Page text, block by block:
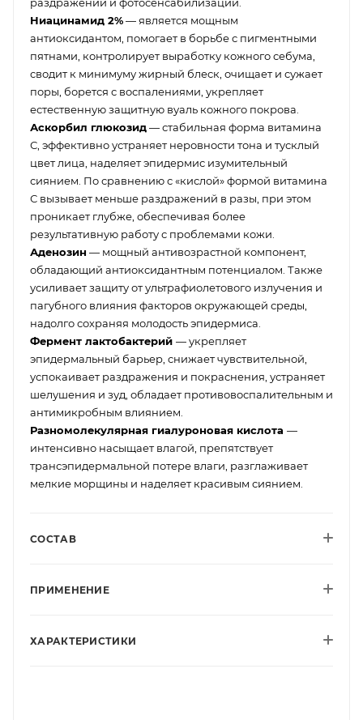
Ниацинамид 2%— является мощным
антиоксидантом, помогает в борьбе с пигментными
пятнами, контролирует выработку кожного себума,
сводит к минимуму жирный блеск, очищает и сужает
поры, борется с воспалениями, укрепляет
естественную защитную вуаль кожного покрова.
Аскорбил глюкозид— стабильная форма витамина
С, эффективно устраняет неровности тона и тусклый
цвет лица, наделяет эпидермис изумительный
сиянием. По сравнению с «кислой» формой витамина
С вызывает меньше раздражений в разы, при этом
проникает глубже, обеспечивая более
результативную работу с проблемами кожи.
Аденозин — мощный антивозрастной компонент,
обладающий антиоксидантным потенциалом. Также
усиливает защиту от ультрафиолетового излучения и
пагубного влияния факторов окружающей среды,
надолго сохраняя молодость эпидермиса.
Фермент лактобактерий — укрепляет
эпидермальный барьер, снижает чувствительной,
успокаивает раздражения и покраснения, устраняет
шелушения и зуд, обладает противовоспалительным и
антимикробным влиянием.
Разномолекулярная гиалуроновая кислота —
интенсивно насыщает влагой, препятствует
трансэпидермальной потере влаги, разглаживает
мелкие морщины и наделяет красивым сиянием.
СОСТАВ
ПРИМЕНЕНИЕ
ХАРАКТЕРИСТИКИ